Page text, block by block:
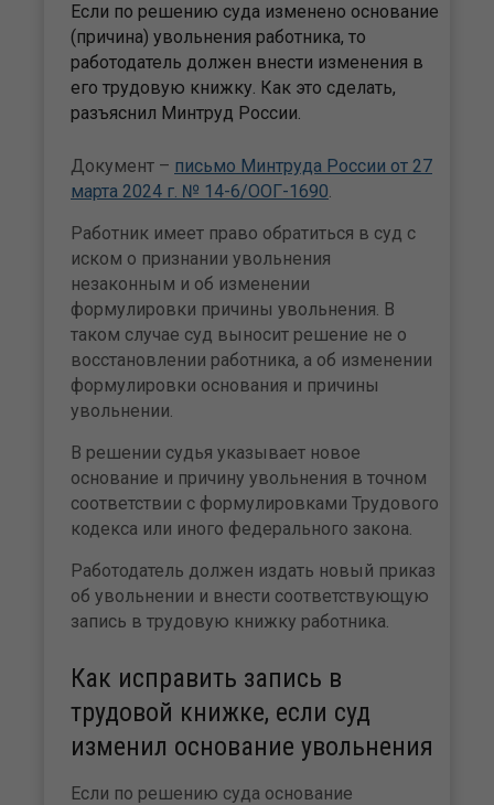
Если по решению суда изменено основание
(причина) увольнения работника, то
работодатель должен внести изменения в
его трудовую книжку. Как это сделать,
разъяснил Минтруд России.
Документ – письмо Минтруда России от 27
марта 2024 г. № 14-6/ООГ-1690
Работник имеет право обратиться в суд с
иском о признании увольнения
незаконным и об изменении
формулировки причины увольнения. В
таком случае суд выносит решение не о
восстановлении работника, а об изменении
формулировки основания и причины
увольнении.
В решении судья указывает новое
основание и причину увольнения в точном
соответствии с формулировками Трудового
кодекса или иного федерального закона.
Работодатель должен издать новый приказ
об увольнении и внести соответствующую
запись в трудовую книжку работника.
Как исправить запись в
трудовой книжке, если суд
изменил основание увольнения
Если по решению суда основание